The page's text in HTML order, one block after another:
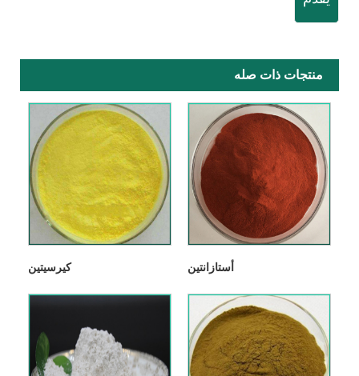
منتجات ذات صله
كيرسيتين أستازانتين